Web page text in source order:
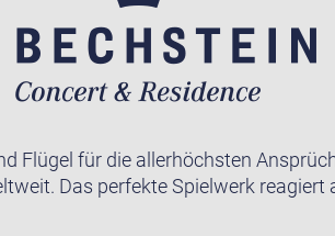
Flügel für die allerhöchsten
Das perfekte Spielwerk reagiert